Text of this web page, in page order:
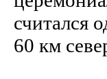
считался
60 км